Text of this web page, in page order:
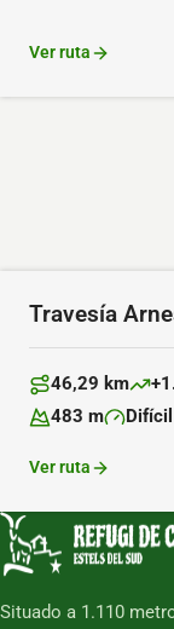
Ver ruta
Travesía
Distancia:
46,29 km
Altitud mínima:
483 m
Dificultad:
Difícil
Ver ruta
Situado a 1.110